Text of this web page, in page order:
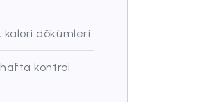
kalori dökümleri
kontrol